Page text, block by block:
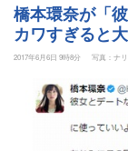
橋本環奈が「
カワすぎると
2017年6月6日 9時8分
写真：ナ